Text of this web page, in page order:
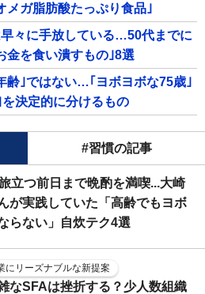
メガ脂肪酸たっぷり食品｣
々に手放している…50代までに
金を食い潰すもの｣8選
齢｣ではない…｢ヨボヨボな75歳｣
決定的に分けるもの
#習慣の記事
立つ前日まで晩酌を満喫...大崎
が実践していた「高齢でもヨボ
らない」自炊テク4選
にリーズナブルな新提案
なSFAは挫折する？少人数組織